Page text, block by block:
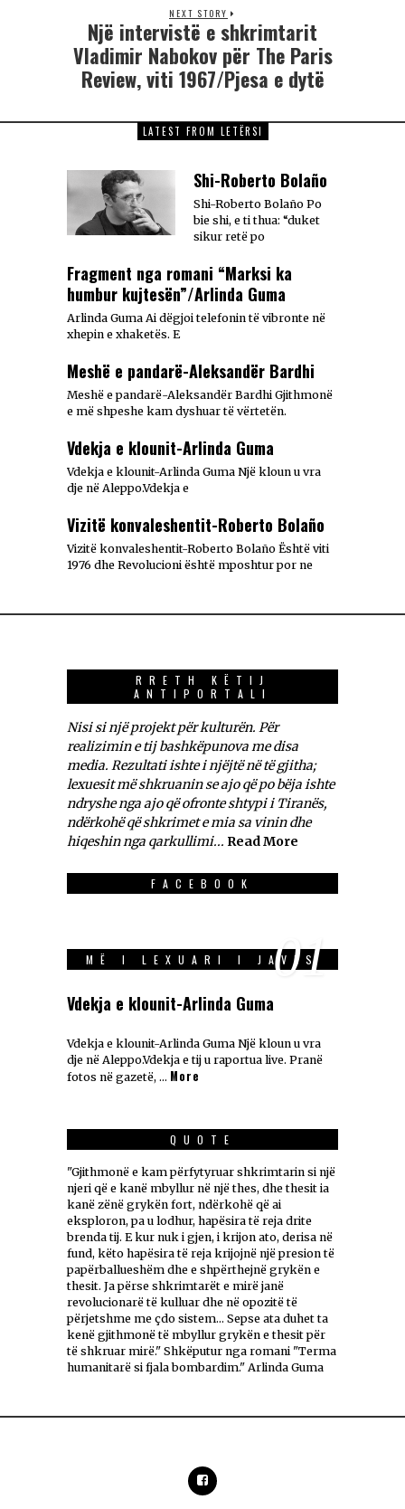
NEXT STORY
Një intervistë e shkrimtarit
Vladimir Nabokov për The Paris
Review, viti 1967/Pjesa e dytë
LATEST FROM LETËRSI
Shi-Roberto Bolaño
Shi-Roberto Bolaño Po
bie shi, e ti thua: “duket
sikur retë po
Fragment nga romani “Marksi ka
humbur kujtesën”/Arlinda Guma
Arlinda Guma Ai dëgjoi telefonin të vibronte në
xhepin e xhaketës. E
Meshë e pandarë-Aleksandër Bardhi
Meshë e pandarë-Aleksandër Bardhi Gjithmonë
e më shpeshe kam dyshuar të vërtetën.
Vdekja e klounit-Arlinda Guma
Vdekja e klounit-Arlinda Guma Një kloun u vra
dje në Aleppo.Vdekja e
Vizitë konvaleshentit-Roberto Bolaño
Vizitë konvaleshentit-Roberto Bolaño Është viti
1976 dhe Revolucioni është mposhtur por ne
RRETH KËTIJ
ANTIPORTALI
Nisi si një projekt për kulturën. Për
realizimin e tij bashkëpunova me disa
media. Rezultati ishte i njëjtë në të gjitha;
lexuesit më shkruanin se ajo që po bëja ishte
ndryshe nga ajo që ofronte shtypi i Tiranës,
ndërkohë që shkrimet e mia sa vinin dhe
hiqeshin nga qarkullimi... Read More
FACEBOOK
MË I LEXUARI I JAVES
01
Vdekja e klounit-Arlinda Guma
Vdekja e klounit-Arlinda Guma Një kloun u vra
dje në Aleppo.Vdekja e tij u raportua live. Pranë
fotos në gazetë, … More
QUOTE
"Gjithmonë e kam përfytyruar shkrimtarin si një
njeri që e kanë mbyllur në një thes, dhe thesit ia
kanë zënë grykën fort, ndërkohë që ai
eksploron, pa u lodhur, hapësira të reja drite
brenda tij. E kur nuk i gjen, i krijon ato, derisa në
fund, këto hapësira të reja krijojnë një presion të
papërballueshëm dhe e shpërthejnë grykën e
thesit. Ja përse shkrimtarët e mirë janë
revolucionarë të kulluar dhe në opozitë të
përjetshme me çdo sistem... Sepse ata duhet ta
kenë gjithmonë të mbyllur grykën e thesit për
të shkruar mirë." Shkëputur nga romani "Terma
humanitarë si fjala bombardim." Arlinda Guma